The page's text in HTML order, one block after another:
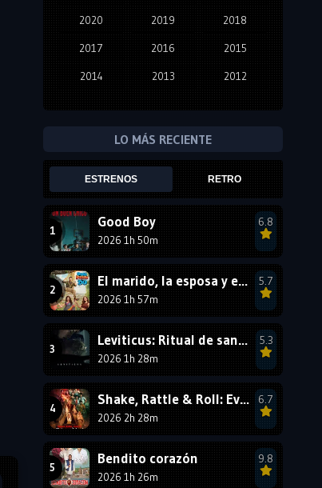
2020 2019 2018
2017 2016 2015
2014 2013 2012
2001
1999
1996 1995
1993
1990 1989
1987
1984 1983
1978
LO MÁS RECIENTE
ESTRENOS RETRO
Good Boy
2026 1h 50m
6.8
El marido, la esposa y ella 2
2026 1h 57m
5.7
Leviticus: Ritual de sangre
2026 1h 28m
5.3
Shake, Rattle & Roll: Evil Origins
2026 2h 28m
6.7
Bendito corazón
2026 1h 26m
9.8